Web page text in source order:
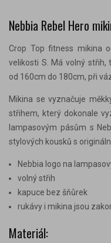
Nebbia Rebel Hero
Crop Top fitness mikina
velikosti S. Má volný
od 160cm do 180cm, při
Mikina se vyznačuje
střihem, který dokonale
lampasovým pásům s
stylových kousků s
Nebbia logo na
volný střih
kapuce bez šňůrek
rukávy i mikina jsou
Materiál: